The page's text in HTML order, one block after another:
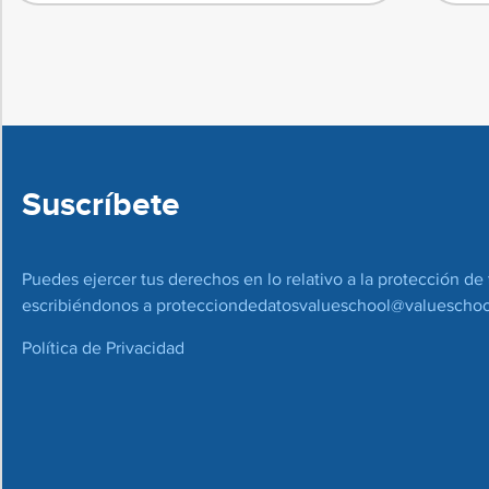
Suscríbete
Puedes ejercer tus derechos en lo relativo a la protección de
escribiéndonos a
Política de Privacidad